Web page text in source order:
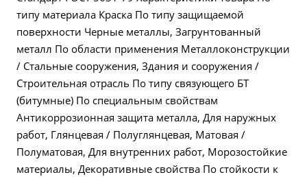
типу материала Краска По типу защищаемой
поверхности Черные металлы, Загрунтованный
металл По области применения Металлоконструкции
/ Стальные сооружения, Здания и сооружения /
Строительная отрасль По типу связующего БТ
(битумные) По специальным свойствам
Антикоррозионная защита металла, Для наружных
работ, Глянцевая / Полуглянцевая, Матовая /
Полуматовая, Для внутренних работ, Морозостойкие
материалы, Декоративные свойства По стойкости к